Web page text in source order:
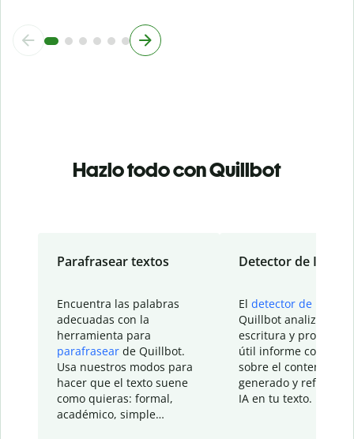
Hazlo todo con Quillbot
Parafrasear textos
Encuentra las palabras
adecuadas con la
herramienta para
parafrasear de Quillbot.
Usa nuestros modos para
hacer que el texto suene
como quieras: formal,
académico, simple…
Detector de IA
El detector de IA
Quillbot analiza tu
escritura y
útil informe con
sobre el contenido
generado y refinado
IA en tu texto.